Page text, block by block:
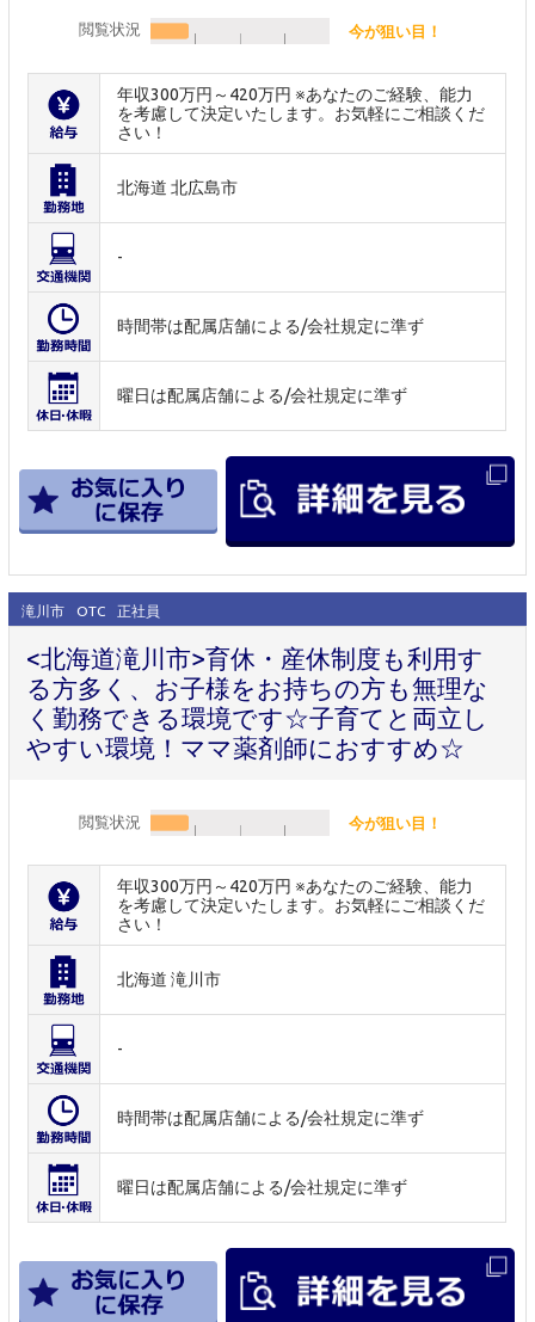
閲覧状況 今が狙い目！
年収300万円～420万円 ※あなたのご経験、能力
を考慮して決定いたします。お気軽にご相談くだ
さい！
北海道 北広島市
-
時間帯は配属店舗による/会社規定に準ず
曜日は配属店舗による/会社規定に準ず
滝川市 OTC 正社員
<北海道滝川市>育休・産休制度も利用す
る方多く、お子様をお持ちの方も無理な
く勤務できる環境です☆子育てと両立し
やすい環境！ママ薬剤師におすすめ☆
閲覧状況 今が狙い目！
年収300万円～420万円 ※あなたのご経験、能力
を考慮して決定いたします。お気軽にご相談くだ
さい！
北海道 滝川市
-
時間帯は配属店舗による/会社規定に準ず
曜日は配属店舗による/会社規定に準ず